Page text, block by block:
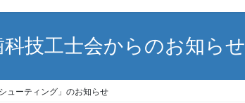
技工士会からのお知らせ
ューティング」のお知らせ